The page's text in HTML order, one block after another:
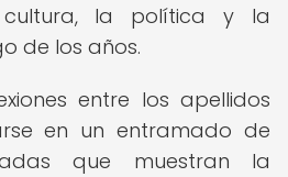
la política y la
de los años.
entre los apellidos
en un entramado de
que muestran la